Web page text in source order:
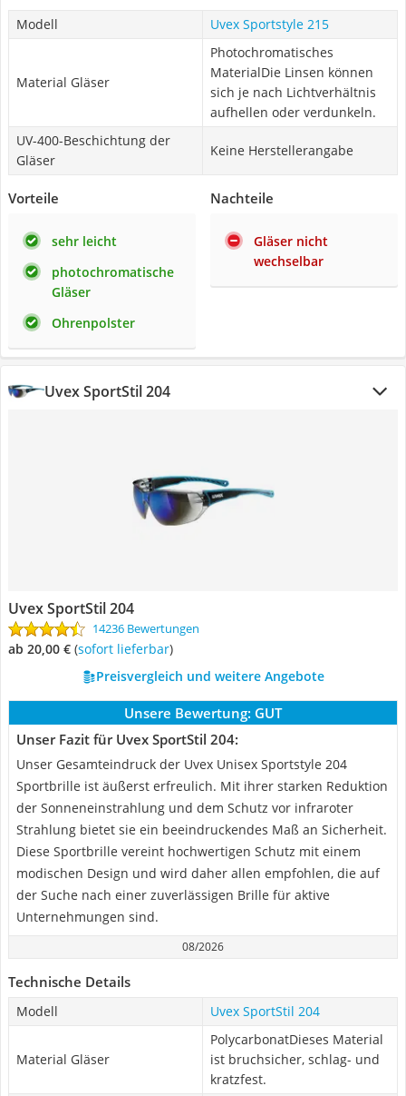
Modell Uvex Sportstyle 215
Material Gläser
Photochromatisches
MaterialDie Linsen können
sich je nach Lichtverhältnis
aufhellen oder verdunkeln.
UV-400-Beschichtung der
Gläser
Keine Herstellerangabe
Vorteile
sehr leicht
photochromatische
Gläser
Ohrenpolster
Nachteile
Gläser nicht
wechselbar
Uvex SportStil 204
Uvex SportStil 204
14236 Bewertungen
ab 20,00 € ( Sofort lieferbar)
Preisvergleich und weitere Angebote
Unsere Bewertung: GUT
Unser Fazit für Uvex SportStil 204:
Unser Gesamteindruck der Uvex Unisex Sportstyle 204
Sportbrille ist äußerst erfreulich. Mit ihrer starken Reduktion
der Sonneneinstrahlung und dem Schutz vor infraroter
Strahlung bietet sie ein beeindruckendes Maß an Sicherheit.
Diese Sportbrille vereint hochwertigen Schutz mit einem
modischen Design und wird daher allen empfohlen, die auf
der Suche nach einer zuverlässigen Brille für aktive
Unternehmungen sind.
08/2026
Technische Details
Modell Uvex SportStil 204
Material Gläser
PolycarbonatDieses Material
ist bruchsicher, schlag- und
kratzfest.